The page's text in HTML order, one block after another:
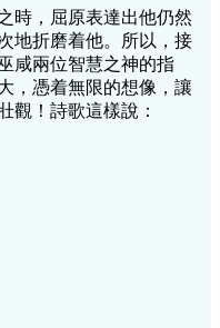
時，屈原表達出他仍然
地折磨着他。所以，接
咸兩位智慧之神的指
，憑着無限的想像，讓
觀！詩歌這樣說：